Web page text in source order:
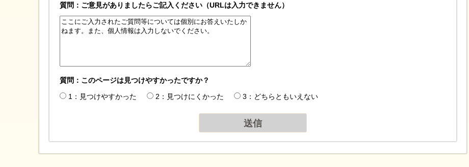
質問：ご意見がありましたらご記入ください（URLは入力できません）
質問：このページは見つけやすかったですか？
1：見つけやすかった
2：見つけにくかった 3：どちらともいえない